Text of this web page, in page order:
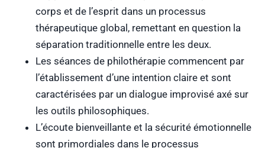
corps et de l’esprit dans un processus
thérapeutique global, remettant en question la
séparation traditionnelle entre les deux.
Les séances de philothérapie commencent par
l’établissement d’une intention claire et sont
caractérisées par un dialogue improvisé axé sur
les outils philosophiques.
L’écoute bienveillante et la sécurité émotionnelle
sont primordiales dans le processus